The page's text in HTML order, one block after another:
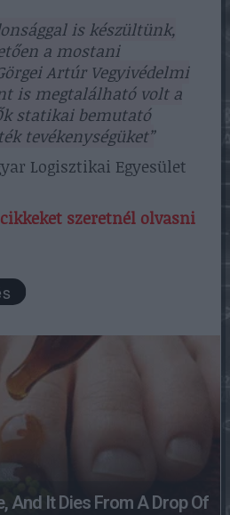
is készültünk,
a mostani
Artúr Vegyivédelmi
is megtalálható volt a
statikai bemutató
tevékenységüket”
Logisztikai Egyesület
szeretnél olvasni
And It Dies From A Drop Of